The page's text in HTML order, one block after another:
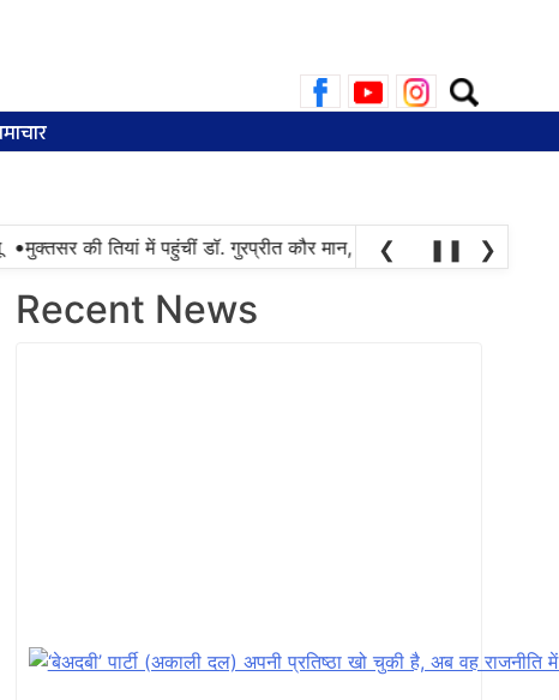
Search
for:
मुक्तसर की तियां में पहुंचीं डॉ. गुरप्रीत कौर मान, महिलाओं ने चुनाव की तारीख
❮ ❚❚ ❯
Recent News